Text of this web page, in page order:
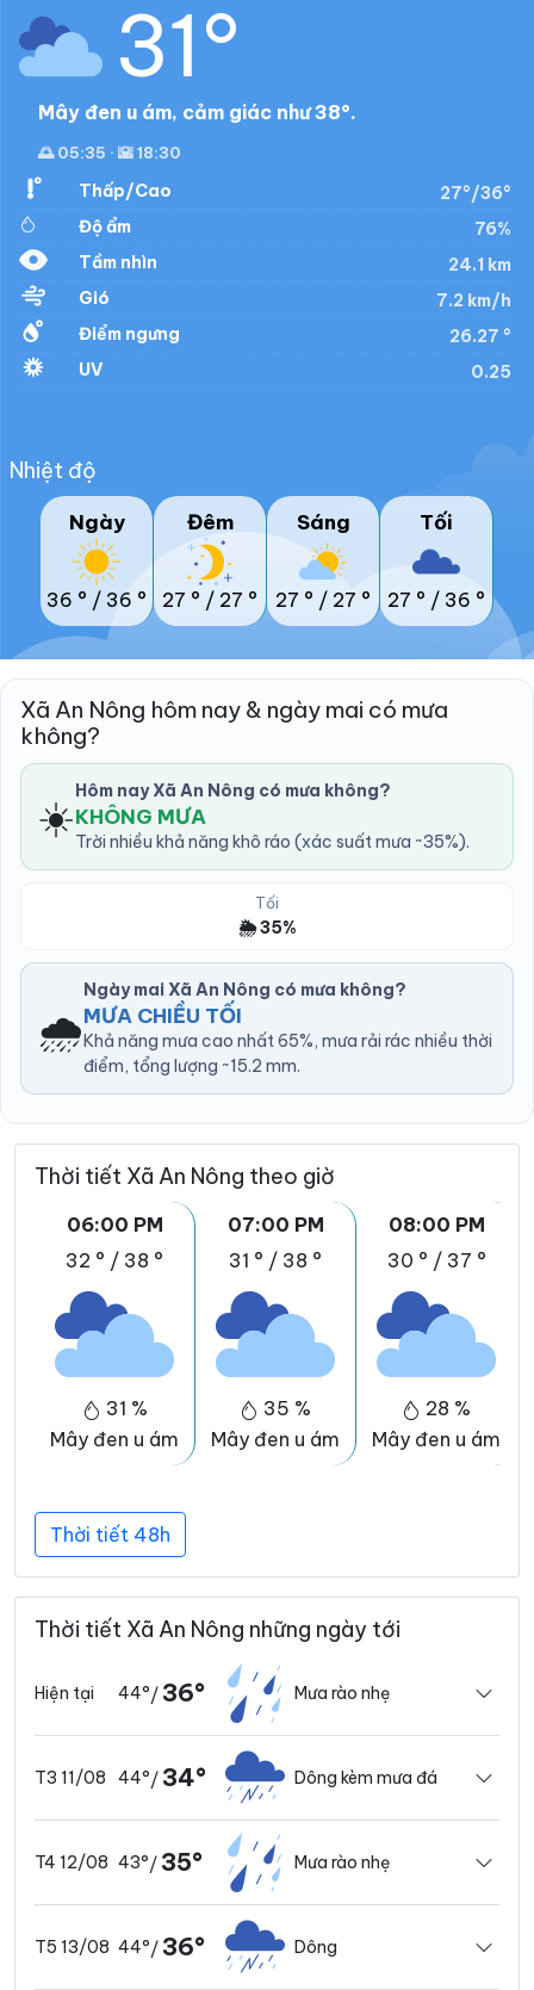
31°
Mây đen u ám, cảm giác như 38°.
🌅 05:35 · 🌇 18:30
Thấp/Cao
27°/36°
Độ ẩm
76%
Tầm nhìn
24.1 km
Gió
7.2 km/h
Điểm ngưng
26.27 °
UV
0.25
Nhiệt độ
Ngày
36 ° / 36 °
Đêm
27 ° / 27 °
Sáng
27 ° / 27 °
Tối
27 ° / 36 °
Xã An Nông hôm nay & ngày mai có mưa
không?
☀️ Hôm nay Xã An Nông có mưa không?
KHÔNG MƯA
Trời nhiều khả năng khô ráo (xác suất mưa ~35%).
Tối
🌦️ 35%
🌧️
Ngày mai Xã An Nông có mưa không?
MƯA CHIỀU TỐI
Khả năng mưa cao nhất 65%, mưa rải rác nhiều thời
điểm, tổng lượng ~15.2 mm.
Thời tiết Xã An Nông theo giờ
06:00 PM
32 ° / 38 °
31 %
Mây đen u ám
07:00 PM
31 ° / 38 °
35 %
Mây đen u ám
08:00 PM
30 ° / 37 °
28 %
Mây đen u ám
Thời tiết 48h
Thời tiết Xã An Nông những ngày tới
Hiện tại 44°/ 36° Mưa rào nhẹ
T3 11/08 44°/ 34° Dông kèm mưa đá
T4 12/08 43°/ 35° Mưa rào nhẹ
T5 13/08 44°/ 36° Dông